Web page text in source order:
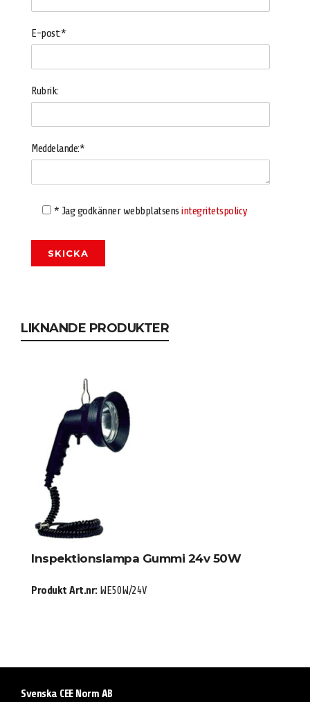
E-post:*
Rubrik:
Meddelande:*
* Jag godkänner webbplatsens integritetspolicy
LIKNANDE PRODUKTER
Inspektionslampa Gummi 24v 50W
Produkt Art.nr:WE50W/24V
Svenska CEE Norm AB